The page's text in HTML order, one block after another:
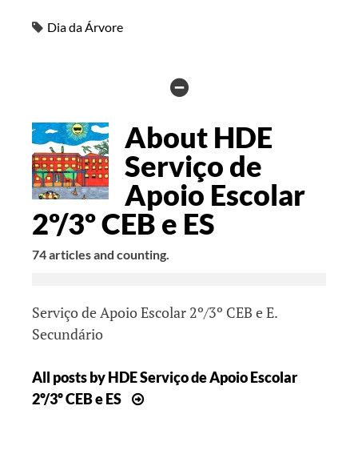
Dia da Árvore
AUTHOR
BIO
About HDE
Serviço de
Apoio Escolar
2º/3º CEB e ES
74 articles and counting.
Serviço de Apoio Escolar 2º/3º CEB e E.
Secundário
All posts by HDE Serviço de Apoio Escolar
2º/3º CEB e ES